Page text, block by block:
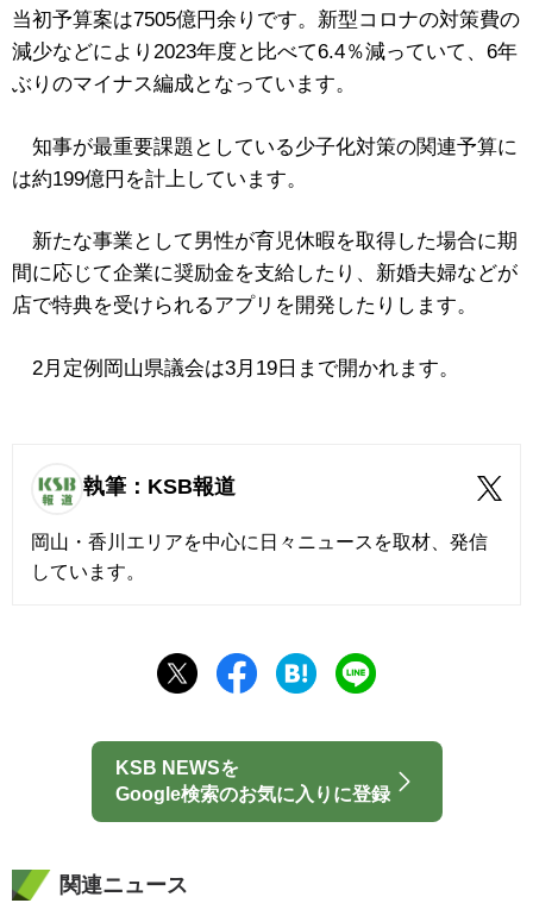
当初予算案は7505億円余りです。新型コロナの対策費の
減少などにより2023年度と比べて6.4％減っていて、6年
ぶりのマイナス編成となっています。
知事が最重要課題としている少子化対策の関連予算に
は約199億円を計上しています。
新たな事業として男性が育児休暇を取得した場合に期
間に応じて企業に奨励金を支給したり、新婚夫婦などが
店で特典を受けられるアプリを開発したりします。
2月定例岡山県議会は3月19日まで開かれます。
執筆：KSB報道
岡山・香川エリアを中心に日々ニュースを取材、発信
しています。
KSB NEWSを
Google検索のお気に入りに登録
関連ニュース